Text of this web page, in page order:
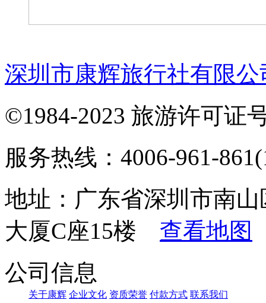
深圳市康辉旅行社有限
©1984-2023 旅游许可证
服务热线：4006-961-
地址：广东省深圳市南
大厦C座15楼 查看地图
公司信息
关于康辉 企业文化 资质荣誉 付款方式 联系我们